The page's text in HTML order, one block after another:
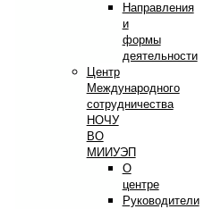
Направления
и
формы
деятельности
Центр
Международного
сотрудничества
НОЧУ
ВО
МИИУЭП
О
центре
Руководители